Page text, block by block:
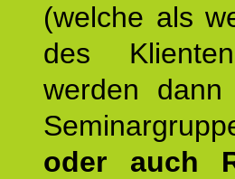
(welche als
des
werden
oder auch